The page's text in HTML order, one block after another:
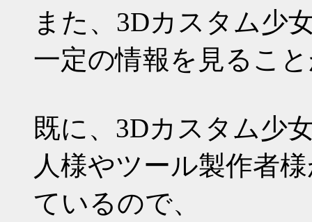
また、3Dカスタム少
一定の情報を見るこ
既に、3Dカスタム少
人様やツール製作者
ているので、